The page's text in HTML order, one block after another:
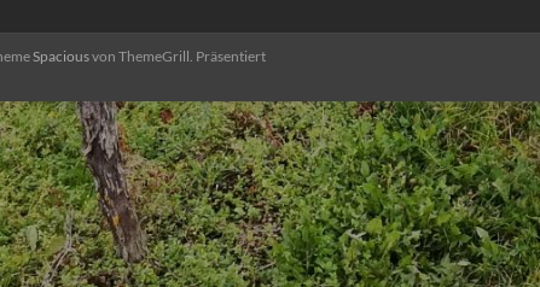
Spaciousvon ThemeGrill. Präsentiert